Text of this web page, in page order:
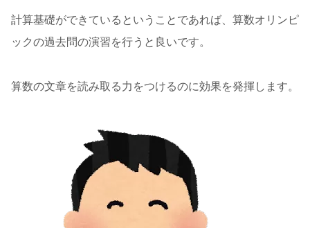
計算基礎ができているということであれば、算数オリンピ
ックの過去問の演習を行うと良いです。
算数の文章を読み取る力をつけるのに効果を発揮します。